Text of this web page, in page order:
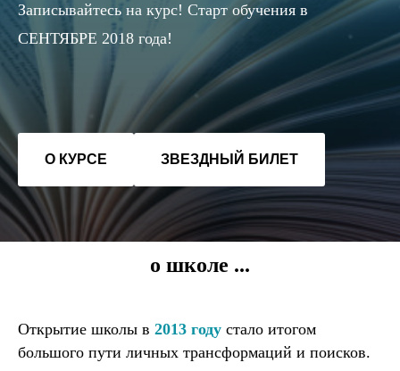
Записывайтесь на курс! Старт обучения в
СЕНТЯБРЕ 2018 года!
О КУРСЕ ЗВЕЗДНЫЙ БИЛЕТ
о школе ...
Открытие школы в 2013 году стало итогом
большого пути личных трансформаций и поисков.